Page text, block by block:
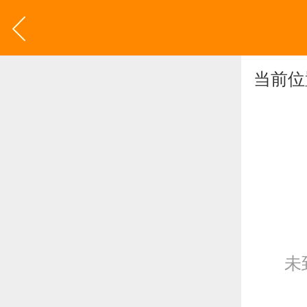
当前
未